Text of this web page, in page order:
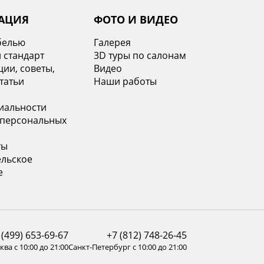
советы,
ФОТО И ВИДЕО
Галерея
3D туры по салонам
Видео
Наши работы
653-69-67
с 10:00 до 21:00
+7 (812) 748-26-45
Санкт-Петербург с 10:00 до 21:00